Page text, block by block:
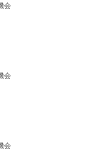
会
会
会